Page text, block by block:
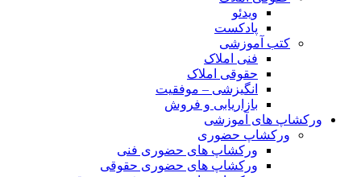
ویدئو
پادکست
کتب آموزشی
فنی املاک
حقوقی املاک
انگیزشی – موفقیت
بازاریابی و فروش
ورکشاپ های آموزشی
ورکشاپ حضوری
ورکشاپ های حضوری فنی
ورکشاپ های حضوری حقوقی